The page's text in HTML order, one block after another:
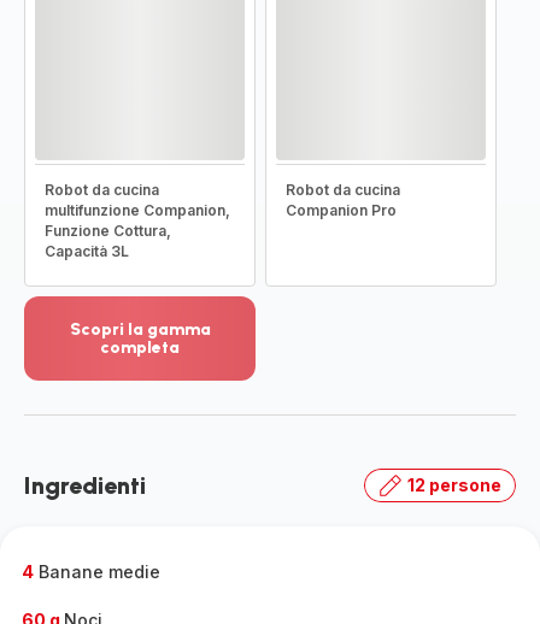
Robot da cucina
multifunzione Companion,
Funzione Cottura,
Capacità 3L
Robot da cucina
Companion Pro
Scopri la gamma
completa
dettagli
la
Ingredienti 12 persone
4 Banane medie
60 g Noci